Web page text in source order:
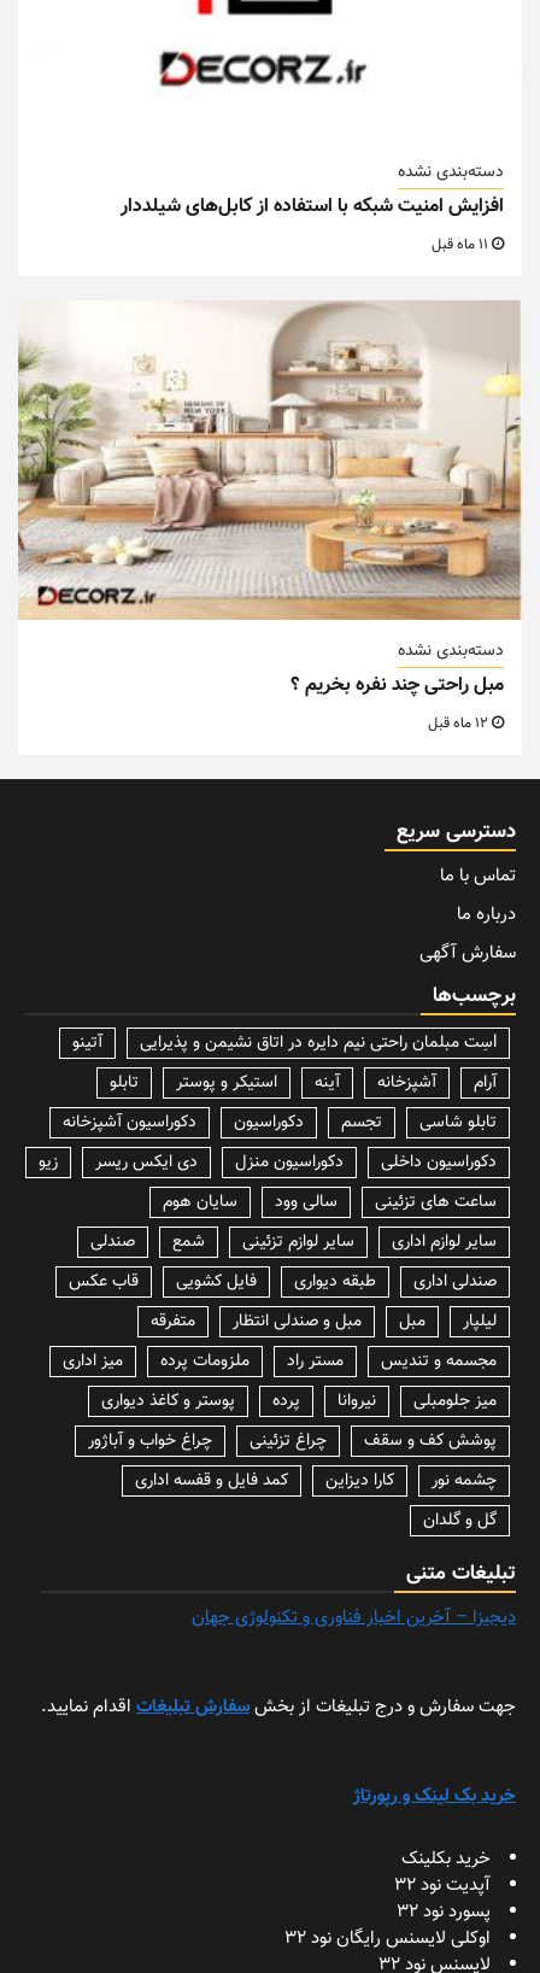
دسته‌بندی نشده
افزایش امنیت شبکه با استفاده از کابل‌های شیلددار
دسته‌بندی نشده
مبل راحتی چند نفره بخریم ؟
دسترسی سریع
تماس با ما
درباره ما
سفارش آگهی
برچسب‌ها
lسِت مبلمان راحتی نیم دایره در اتاق نشیمن و پذیرایی
آتینو
آرام
آشپزخانه آینه استیکر و پوستر
تابلو
تابلو شاسی
تجسم دکوراسیون
دکوراسیون آشپزخانه
دکوراسیون داخلی
دکوراسیون منزل دی ایکس ریسر
زیو
ساعت های تزئینی
سالی وود
سایان هوم
سایر لوازم اداری
سایر لوازم تزئینی شمع
صندلی
صندلی اداری
طبقه دیواری فایل کشویی
قاب عکس
لیلپار
مبل مبل و صندلی انتظار
متفرقه
مجسمه و تندیس
مستر راد ملزومات پرده
میز اداری
میز جلومبلی
نیروانا پرده
پوستر و کاغذ دیواری
پوشش کف و سقف
چراغ تزئینی
چراغ خواب و آباژور
چشمه نور
کارا دیزاین
کمد فایل و قفسه اداری
گل و گلدان
تبلیغات متنی
دیجیزا – آخرین اخبار فناوری و تکنولوژی جهان
جهت سفارش و درج تبلیغات از بخشسفارش تبلیغات اقدام نمایید.
خرید بک لینک و رپورتاژ
خرید بکلینک
آپدیت نود 32
پسورد نود 32
اوکلی لایسنس رایگان نود 32
لایسنس نود 32